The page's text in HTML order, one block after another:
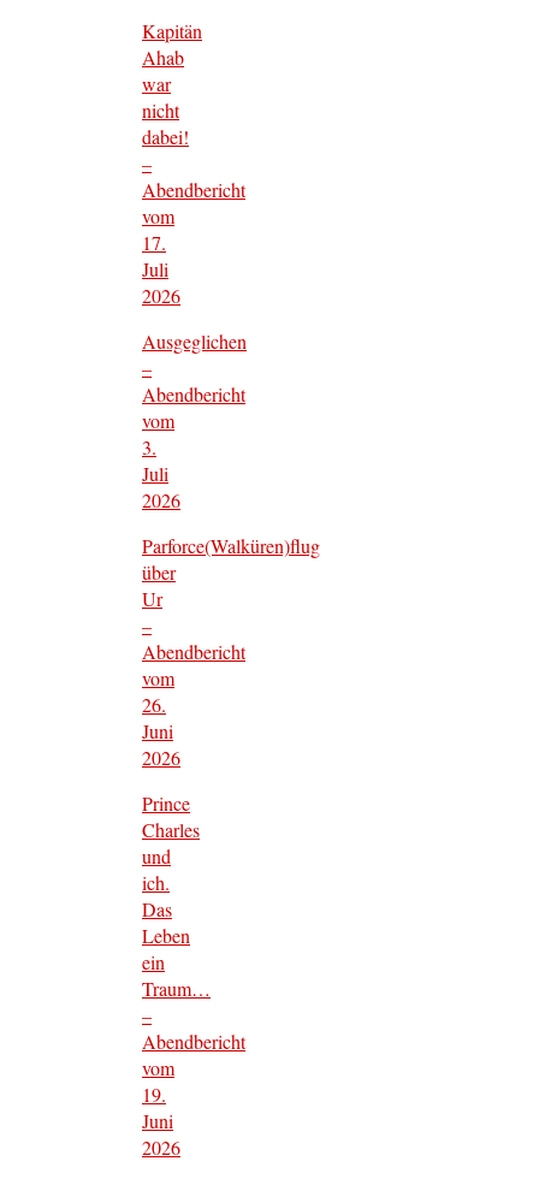
Kapitän
Ahab
war
nicht
dabei!
–
Abendbericht
vom
17.
Juli
2026
Ausgeglichen
–
Abendbericht
vom
3.
Juli
2026
Parforce(Walküren)flug
über
Ur
–
Abendbericht
vom
26.
Juni
2026
Prince
Charles
und
ich.
Das
Leben
ein
Traum…
–
Abendbericht
vom
19.
Juni
2026